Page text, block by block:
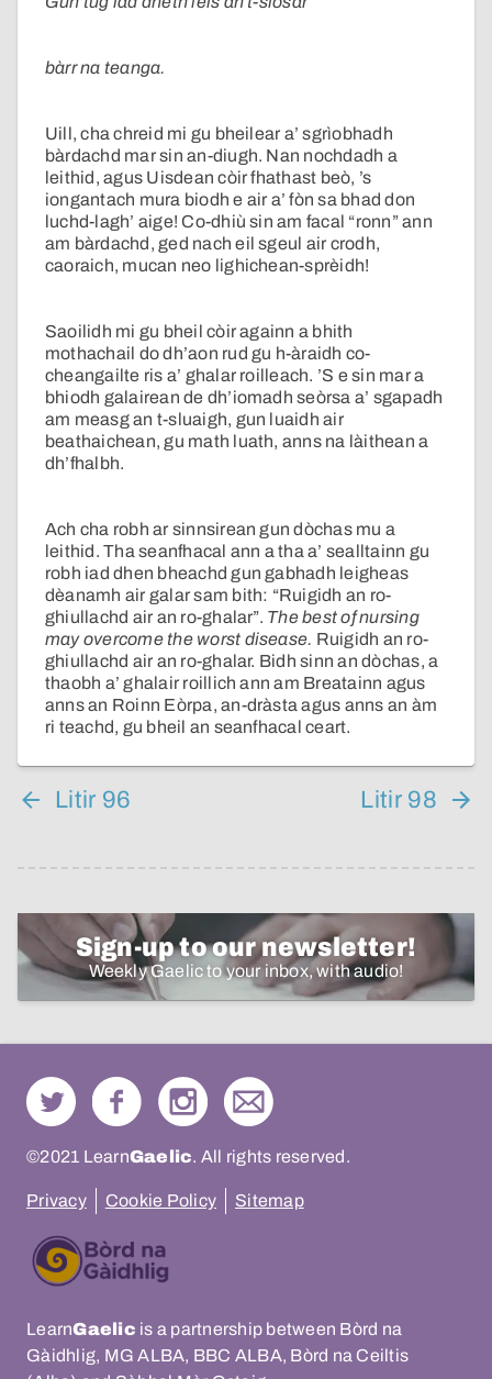
bàrr na teanga.
Uill, cha chreid mi gu bheilear a’ sgrìobhadh
bàrdachd mar sin an-diugh. Nan nochdadh a
leithid, agus Uisdean còir fhathast beò, ’s
iongantach mura biodh e air a’ fòn sa bhad don
luchd-lagh’ aige! Co-dhiù sin am facal “ronn” ann
am bàrdachd, ged nach eil sgeul air crodh,
caoraich, mucan neo lighichean-sprèidh!
Saoilidh mi gu bheil còir againn a bhith
mothachail do dh’aon rud gu h-àraidh co-
cheangailte ris a’ ghalar roilleach. ’S e sin mar a
bhiodh galairean de dh’iomadh seòrsa a’ sgapadh
am measg an t-sluaigh, gun luaidh air
beathaichean, gu math luath, anns na làithean a
dh’fhalbh.
Ach cha robh ar sinnsirean gun dòchas mu a
leithid. Tha seanfhacal ann a tha a’ sealltainn gu
robh iad dhen bheachd gun gabhadh leigheas
dèanamh air galar sam bith: “Ruigidh an ro-
ghiullachd air an ro-ghalar”. The best of nursing
may overcome the worst disease. Ruigidh an ro-
ghiullachd air an ro-ghalar. Bidh sinn an dòchas, a
thaobh a’ ghalair roillich ann am Breatainn agus
anns an Roinn Eòrpa, an-dràsta agus anns an àm
ri teachd, gu bheil an seanfhacal ceart.
Litir 96 Litir 98
Sign-up to our newsletter!
Weekly Gaelic to your inbox, with audio!
©2021 LearnGaelic. All rights reserved.
Privacy Cookie Policy Sitemap
LearnGaelic is a partnership between Bòrd na
Gàidhlig, MG ALBA, BBC ALBA, Bòrd na Ceiltis